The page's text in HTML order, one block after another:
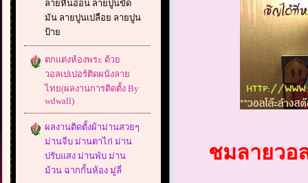
ลายหินอ่อน ลายปูนขัด
มัน ลายปูนเปลือย ลายปูน
ป้าย
ตกแต่งห้องพระ ด้วย
วอลเปเปอร์ติดผนังลาย
ไทย(ผลงานการติดตั้ง By
wdwall)
ผลงานติดตั้งผ้าม่านสวยๆ
ม่านจีบ ม่านตาไก่ ม่าน
ปรับแสง ม่านพับ ม่าน
ม้วน ฉากกั้นห้อง มู่ลี่
ชมลายวอ